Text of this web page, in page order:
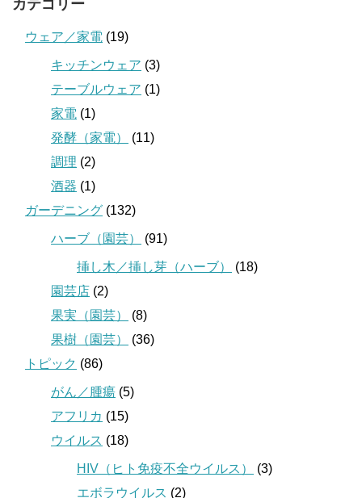
カテゴリー
ウェア／家電 (19)
キッチンウェア (3)
テーブルウェア (1)
家電 (1)
発酵（家電）
(11)
調理 (2)
酒器 (1)
ガーデニング (132)
ハーブ（園芸） (91)
挿し木／挿し芽（ハーブ）
(18)
園芸店 (2)
果実（園芸）
(8)
果樹（園芸）
(36)
トピック (86)
がん／腫瘍 (5)
アフリカ (15)
ウイルス (18)
HIV（ヒト免疫不全ウイルス）
(3)
エボラウイルス (2)